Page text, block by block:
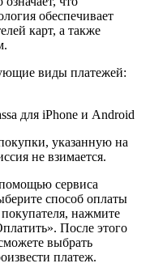
обеспечивает
карт, а также
виды платежей:
для iPhone и Android
указанную на
не взимается.
сервиса
способ оплаты
нажмите
После этого
выбрать
платеж.